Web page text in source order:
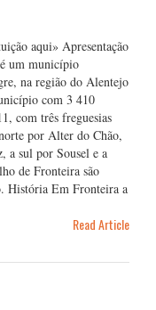
aqui» Apresentação
um município
na região do Alentejo
com 3 410
com três freguesias
por Alter do Chão,
a sul por Sousel e a
de Fronteira são
História Em Fronteira a
Read Article